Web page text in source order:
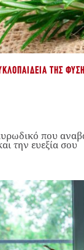
ΤΗΣ
που
την ευεξία σου